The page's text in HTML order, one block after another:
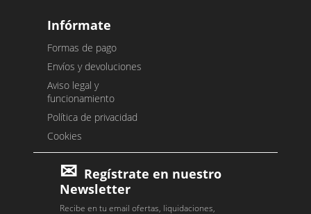
Infórmate
Formas de pago
Envíos y devoluciones
Aviso legal y
funcionamiento
Política de privacidad
Cookies
Regístrate en nuestro
Newsletter
Recibe en tu email ofertas, liquidaciones,